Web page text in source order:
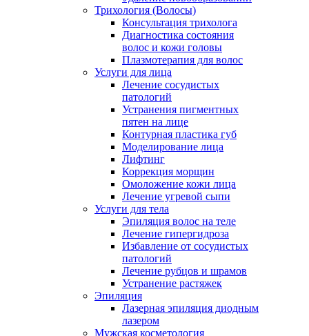
Трихология (Волосы)
Консультация трихолога
Диагностика состояния
волос и кожи головы
Плазмотерапия для волос
Услуги для лица
Лечение сосудистых
патологий
Устранения пигментных
пятен на лице
Контурная пластика губ
Моделирование лица
Лифтинг
Коррекция морщин
Омоложение кожи лица
Лечение угревой сыпи
Услуги для тела
Эпиляция волос на теле
Лечение гипергидроза
Избавление от сосудистых
патологий
Лечение рубцов и шрамов
Устранение растяжек
Эпиляция
Лазерная эпиляция диодным
лазером
Мужская косметология